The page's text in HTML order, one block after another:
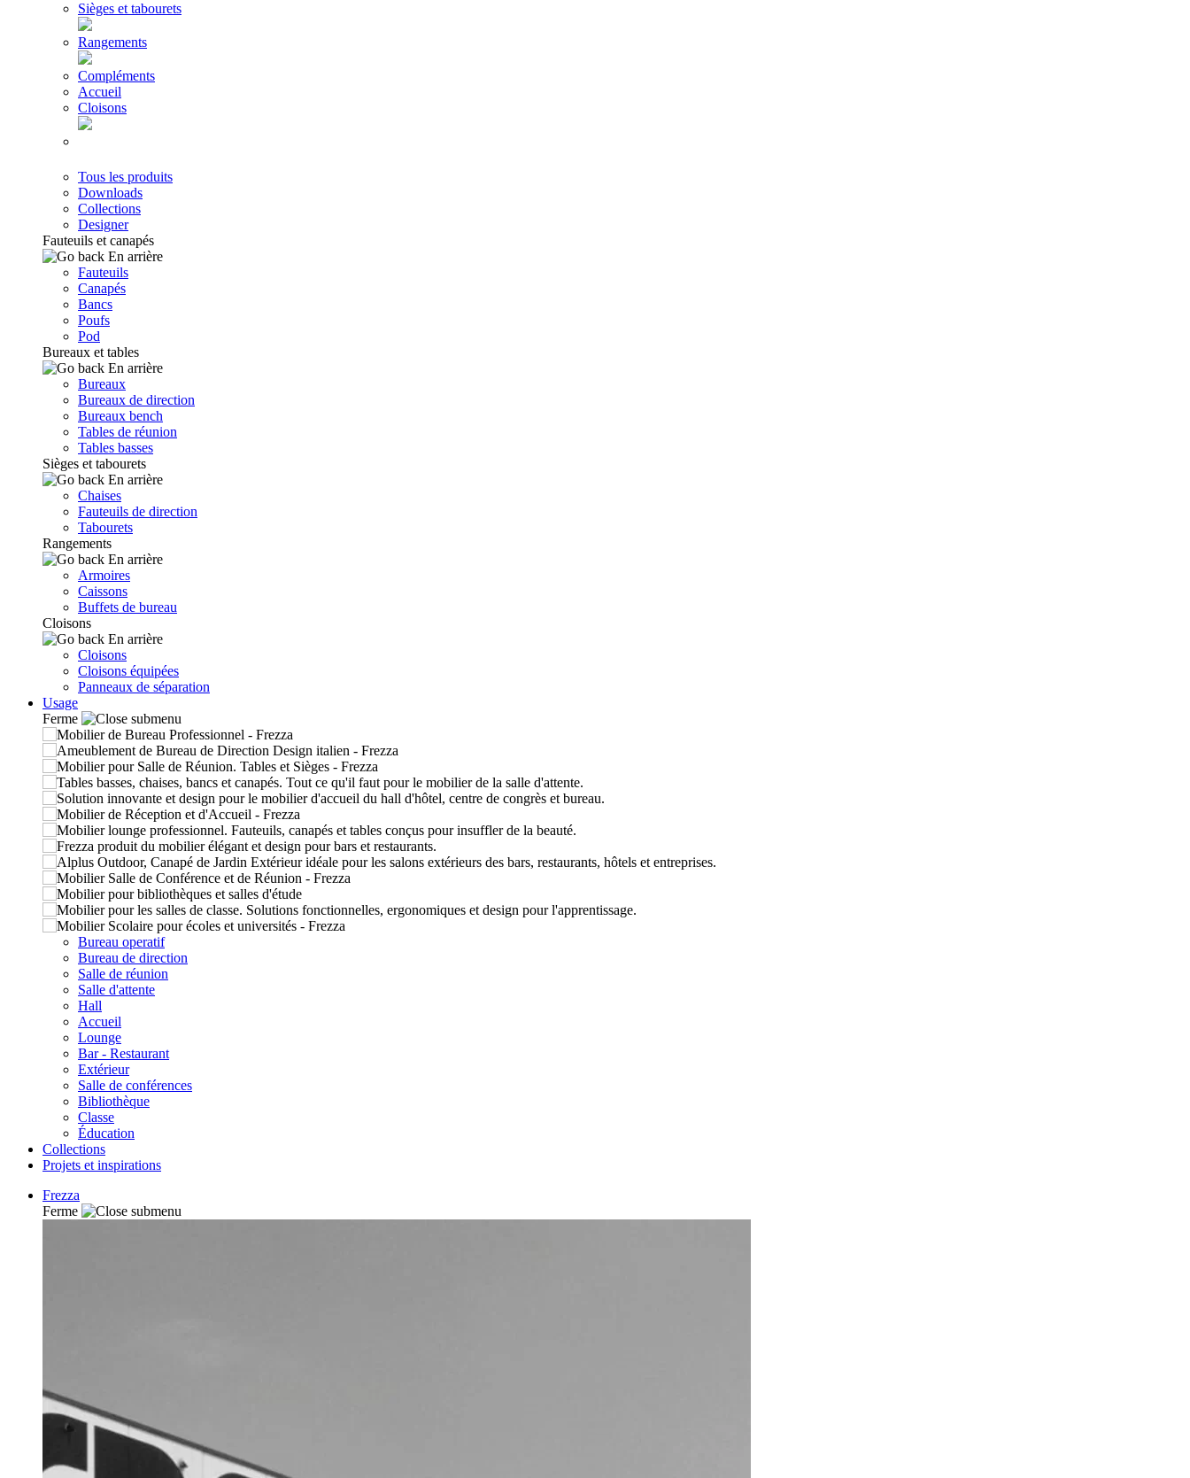
Sièges et tabourets
Rangements
Compléments
Accueil
Cloisons
Tous les produits
Downloads
Collections
Designer
Fauteuils et canapés
En arrière
Fauteuils
Canapés
Bancs
Poufs
Pod
Bureaux et tables
En arrière
Bureaux
Bureaux de direction
Bureaux bench
Tables de réunion
Tables basses
Sièges et tabourets
En arrière
Chaises
Fauteuils de direction
Tabourets
Rangements
En arrière
Armoires
Caissons
Buffets de bureau
Cloisons
En arrière
Cloisons
Cloisons équipées
Panneaux de séparation
Usage
Ferme
Bureau operatif
Bureau de direction
Salle de réunion
Salle d'attente
Hall
Accueil
Lounge
Bar - Restaurant
Extérieur
Salle de conférences
Bibliothèque
Classe
Éducation
Collections
Projets et inspirations
Frezza
Ferme